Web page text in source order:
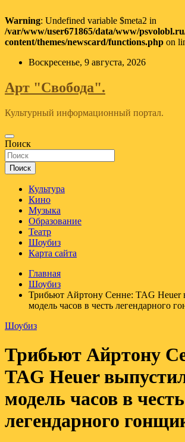
Warning: Undefined variable $meta2 in
/var/www/user671865/data/www/
content/themes/newscard/functions.php on
Перейти
содержимому
Воскресенье, 9 августа, 2026
Арт "Свобода".
Культурный информационный портал.
Поиск
Поиск
Культура
Кино
Музыка
Образование
Театр
Шоубиз
Карта сайта
Главная
Шоубиз
Трибьют Айртону Сенне: TAG Heuer
модель часов в честь легендарного
Шоубиз
Трибьют Айртону
TAG Heuer
модель часов в честь
легендарного